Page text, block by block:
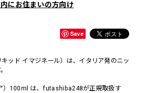
内にお住まいの方向け
Save
キッド イマジネール）は、イタリア発のニッ
）100ml は、futashiba248が正規取扱す